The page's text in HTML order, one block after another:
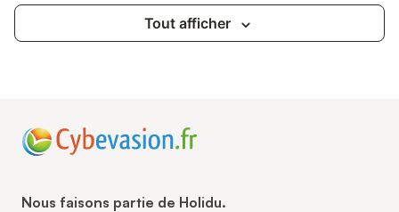
Tout afficher
Nous faisons partie de Holidu.